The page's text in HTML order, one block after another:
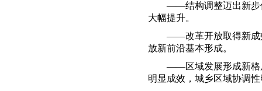
——结构调整迈出新步伐
大幅提升。
——改革开放取得新成效
放新前沿基本形成。
——区域发展形成新格局
明显成效，城乡区域协调